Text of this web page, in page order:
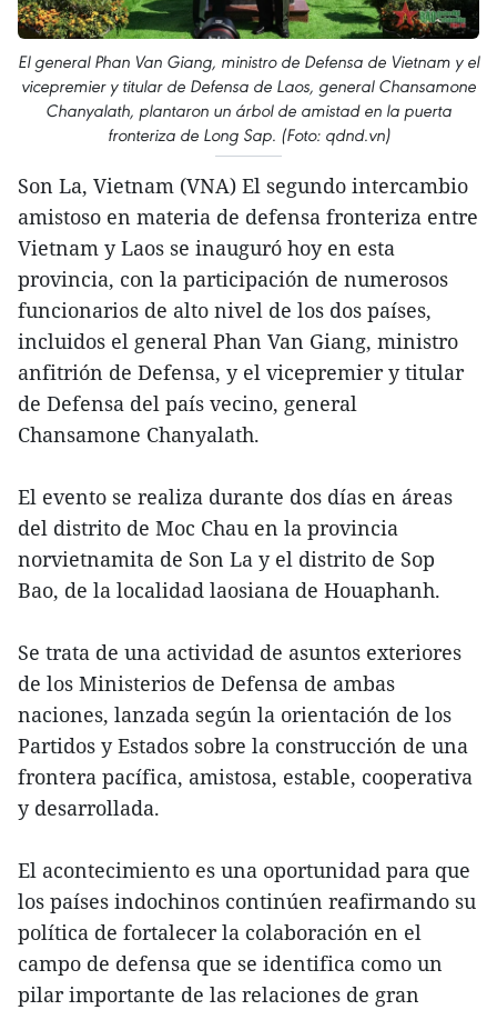
El general Phan Van Giang, ministro de Defensa de Vietnam y el
vicepremier y titular de Defensa de Laos, general Chansamone
Chanyalath, plantaron un árbol de amistad en la puerta
fronteriza de Long Sap. (Foto: qdnd.vn)
Son La, Vietnam (VNA) El segundo intercambio
amistoso en materia de defensa fronteriza entre
Vietnam y Laos se inauguró hoy en esta
provincia, con la participación de numerosos
funcionarios de alto nivel de los dos países,
incluidos el general Phan Van Giang, ministro
anfitrión de Defensa, y el vicepremier y titular
de Defensa del país vecino, general
Chansamone Chanyalath.
El evento se realiza durante dos días en áreas
del distrito de Moc Chau en la provincia
norvietnamita de Son La y el distrito de Sop
Bao, de la localidad laosiana de Houaphanh.
Se trata de una actividad de asuntos exteriores
de los Ministerios de Defensa de ambas
naciones, lanzada según la orientación de los
Partidos y Estados sobre la construcción de una
frontera pacífica, amistosa, estable, cooperativa
y desarrollada.
El acontecimiento es una oportunidad para que
los países indochinos continúen reafirmando su
política de fortalecer la colaboración en el
campo de defensa que se identifica como un
pilar importante de las relaciones de gran